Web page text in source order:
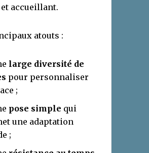
accueillant.
atouts :
large diversité de
pour personnaliser
;
pose simple qui
une adaptation
;